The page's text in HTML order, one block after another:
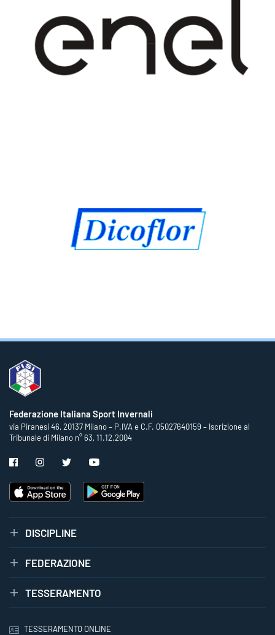
Federazione Italiana Sport Invernali
via Piranesi 46, 20137 Milano – P.IVA e C.F. 05027640159 – Iscrizione al
Tribunale di Milano n° 63, 11.12.2004
DISCIPLINE
FEDERAZIONE
TESSERAMENTO
TESSERAMENTO ONLINE